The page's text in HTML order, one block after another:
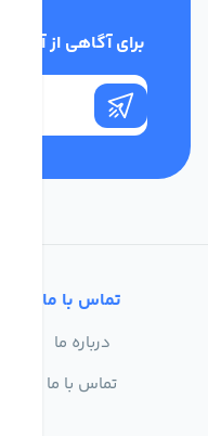
برای آگاهی از
تماس با ما
درباره ما
تماس با ما